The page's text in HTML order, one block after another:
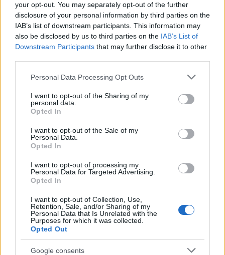
your opt-out. You may separately opt-out of the further
disclosure of your personal information by third parties on the
IAB’s list of downstream participants. This information may
also be disclosed by us to third parties on the IAB’s List of
Downstream Participants that may further disclose it to other
Please note that this website/app uses one or more Google
not limited to your visit or usage behaviour. You may click to
grant or deny consent to Google and its third-party tags to
use your data for below specified purposes in below Google
consent section.
Personal Data Processing Opt Outs
I want to opt-out of the Sharing of my
personal data.
Opted In
I want to opt-out of the Sale of my
Personal Data.
Opted In
I want to opt-out of processing my
Personal Data for Targeted Advertising.
Opted In
I want to opt-out of Collection, Use,
Retention, Sale, and/or Sharing of my
Personal Data that Is Unrelated with the
Purposes for which it was collected.
Opted Out
Google consents
Convenient:Το 1Password κλειδώνει και
ξεκλειδώνει αυτόματα μαζί με το Mac. Όποτε
ανοίγετε τη συσκευή σας, η εφαρμογή είναι άμεσα
προσβάσιμη.
Balanced:Ζητά το master password μία φορά κάθε
8 ώρες. Για το υπόλοιπο της ημέρας, η πρόσβαση
Strict:Διατηρεί την υπάρχουσα συμπεριφορά,
απαιτώντας το master password κάθε φορά που
ανοίγει η εφαρμογή ή παραμένει ανενεργή για
μεγάλο διάστημα.
στους χρήστες τη δυνατότητα να επιλέξουν πόσο
αυστηρή θέλουν να είναι η προστασία τους. Οι πιο
βήματα, αλλά συνοδεύονται από ένα σημαντικό
προληπτικό μέτρο: η εφαρμογή ζητά από τον χρήστη
να δημιουργήσει έναν recovery code, ώστε να